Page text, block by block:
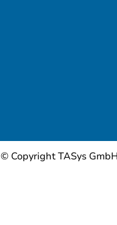
© Copyright TASys